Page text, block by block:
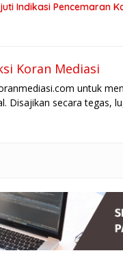
Indikasi Pencemaran
Koran Mediasi
untuk
Disajikan secara tegas,